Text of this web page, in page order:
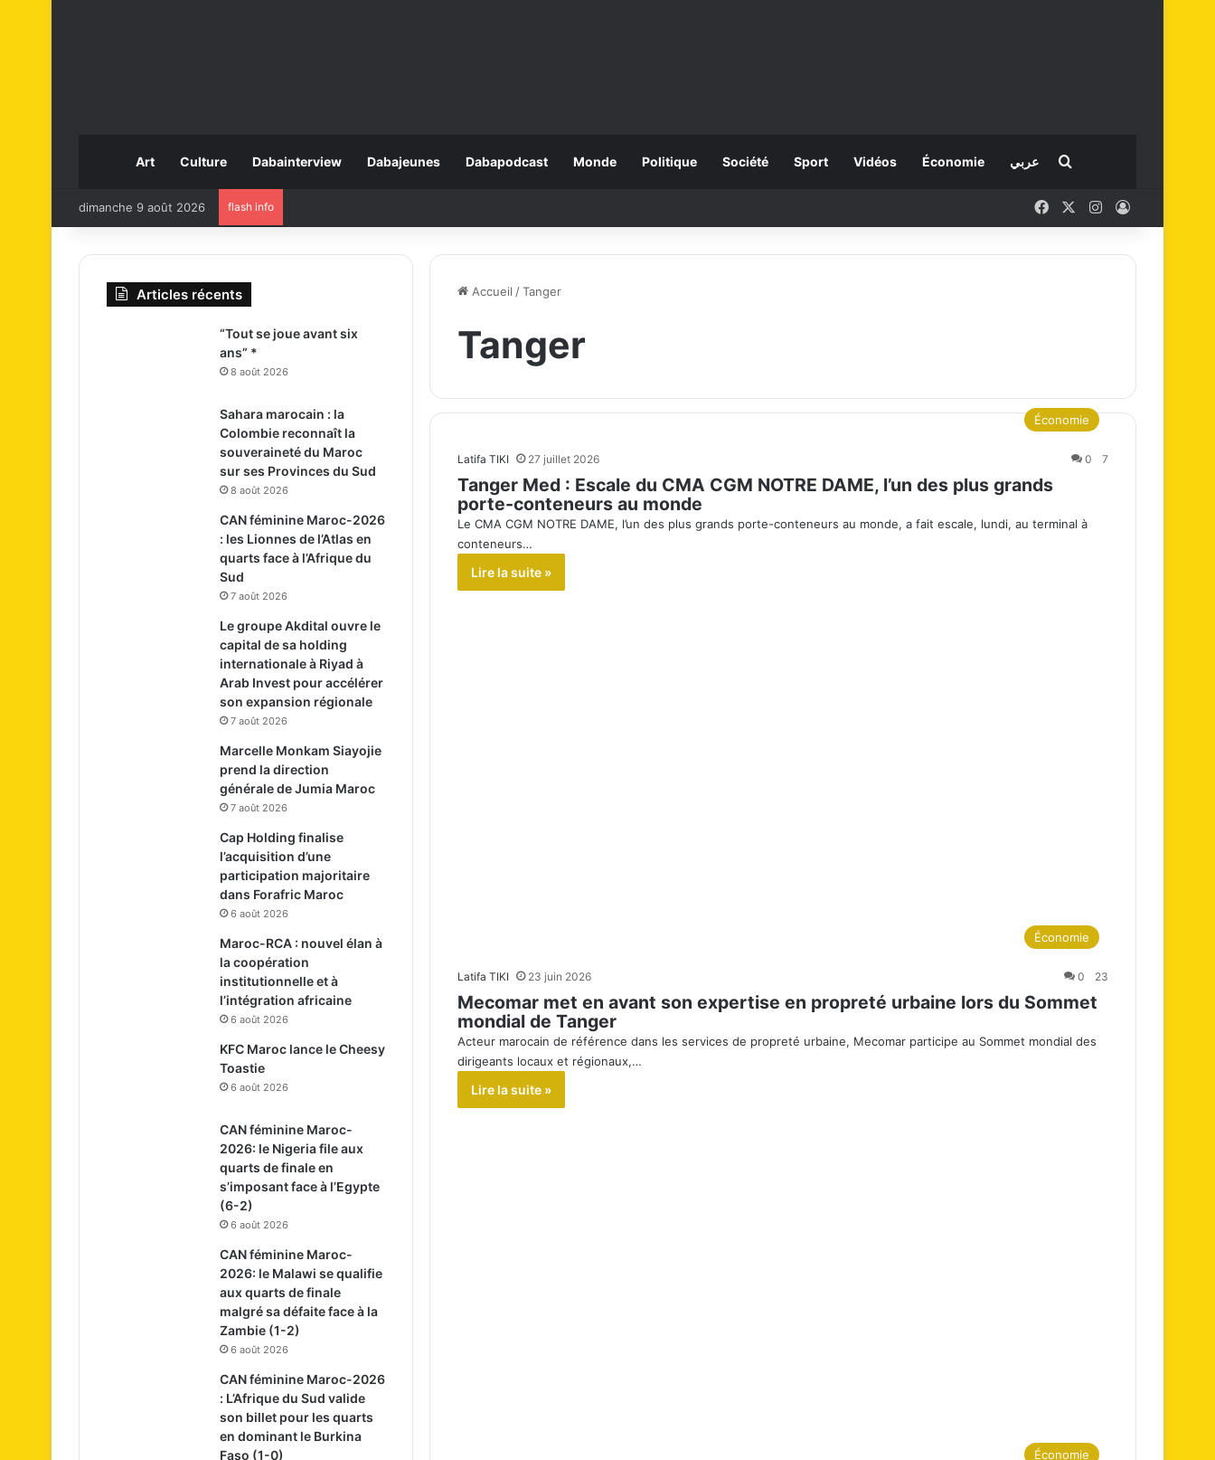
Art Culture Dabainterview Dabajeunes Dabapodcast Monde Politique Société Sport Vidéos Économie عربي Rechercher
dimanche 9 août 2026 flash info FacebookInstagramConnexion
Accueil /Tanger
Tanger
Économie
Latifa TIKI 27 juillet 2026 0 7
Tanger Med : Escale du CMA CGM NOTRE DAME, l’un des plus grands
porte-conteneurs au monde
Le CMA CGM NOTRE DAME, l’un des plus grands porte-conteneurs au monde, a fait escale, lundi, au terminal à
conteneurs…
Lire la suite »
Économie
Latifa TIKI 23 juin 2026 0 23
Mecomar met en avant son expertise en propreté urbaine lors du Sommet
mondial de Tanger
Acteur marocain de référence dans les services de propreté urbaine, Mecomar participe au Sommet mondial des
dirigeants locaux et régionaux,…
Lire la suite »
Économie
Articles récents
“Tout se joue avant six
ans” *
8 août 2026
Sahara marocain : la
Colombie reconnaît la
souveraineté du Maroc
sur ses Provinces du Sud
8 août 2026
CAN féminine Maroc-2026
: les Lionnes de l’Atlas en
quarts face à l’Afrique du
Sud
7 août 2026
Le groupe Akdital ouvre le
capital de sa holding
internationale à Riyad à
Arab Invest pour accélérer
son expansion régionale
7 août 2026
Marcelle Monkam Siayojie
prend la direction
générale de Jumia Maroc
7 août 2026
Cap Holding finalise
l’acquisition d’une
participation majoritaire
dans Forafric Maroc
6 août 2026
Maroc-RCA : nouvel élan à
la coopération
institutionnelle et à
l’intégration africaine
6 août 2026
KFC Maroc lance le Cheesy
Toastie
6 août 2026
CAN féminine Maroc-
2026: le Nigeria file aux
quarts de finale en
s’imposant face à l’Egypte
(6-2)
6 août 2026
CAN féminine Maroc-
2026: le Malawi se qualifie
aux quarts de finale
malgré sa défaite face à la
Zambie (1-2)
6 août 2026
CAN féminine Maroc-2026
: L’Afrique du Sud valide
son billet pour les quarts
en dominant le Burkina
Faso (1-0)